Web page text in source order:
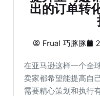
出的订单转
Frual 巧豚豚
在亚马逊这样一个全
卖家都希望能提高自
需要精心策划和执行